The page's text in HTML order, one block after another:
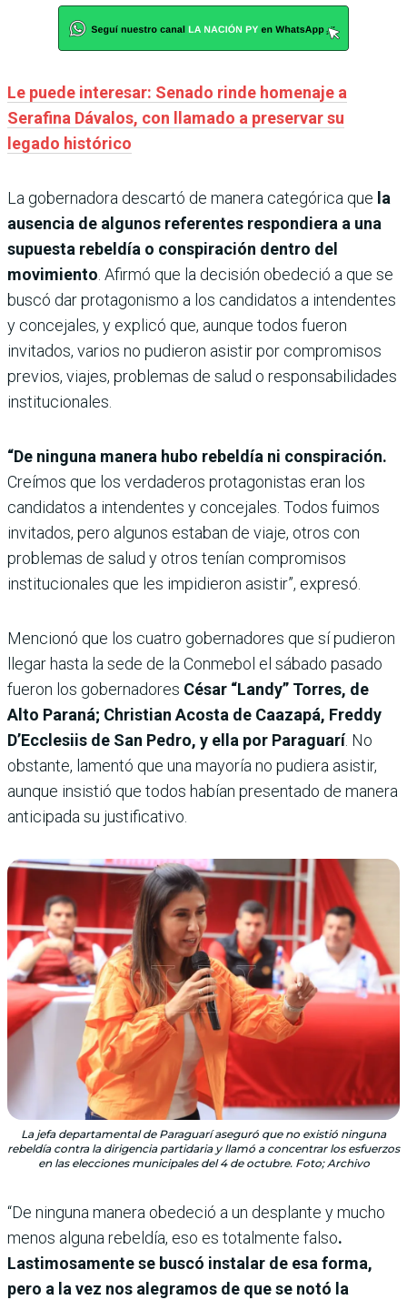
Le puede interesar: Senado rinde homenaje a
Serafina Dávalos, con llamado a preservar su
legado histórico
La gobernadora descartó de manera categórica que la
ausencia de algunos referentes respondiera a una
supuesta rebeldía o conspiración dentro del
movimiento . Afirmó que la decisión obedeció a que se
buscó dar protagonismo a los candidatos a intendentes
y concejales, y explicó que, aunque todos fueron
invitados, varios no pudieron asistir por compromisos
previos, viajes, problemas de salud o responsabilidades
institucionales.
“De ninguna manera hubo rebeldía ni conspiración.
Creímos que los verdaderos protagonistas eran los
candidatos a intendentes y concejales. Todos fuimos
invitados, pero algunos estaban de viaje, otros con
problemas de salud y otros tenían compromisos
institucionales que les impidieron asistir”, expresó.
Mencionó que los cuatro gobernadores que sí pudieron
llegar hasta la sede de la Conmebol el sábado pasado
fueron los gobernadores César “Landy” Torres, de
Alto Paraná; Christian Acosta de Caazapá, Freddy
D’Ecclesiis de San Pedro, y ella por Paraguarí. No
obstante, lamentó que una mayoría no pudiera asistir,
aunque insistió que todos habían presentado de manera
anticipada su justificativo.
La jefa departamental de Paraguarí aseguró que no existió ninguna
rebeldía contra la dirigencia partidaria y llamó a concentrar los esfuerzos
en las elecciones municipales del 4 de octubre. Foto; Archivo
“De ninguna manera obedeció a un desplante y mucho
menos alguna rebeldía, eso es totalmente falso.
Lastimosamente se buscó instalar de esa forma,
pero a la vez nos alegramos de que se notó la